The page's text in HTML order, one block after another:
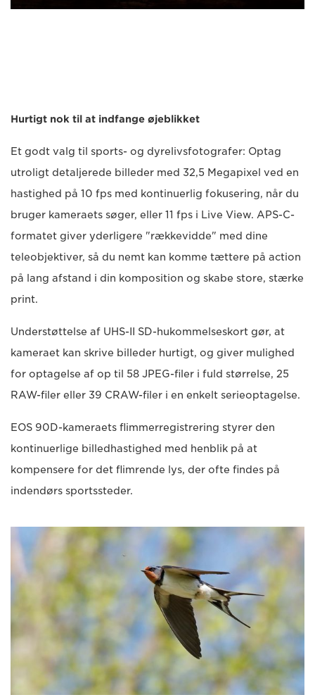
Hurtigt nok til at indfange øjeblikket
Et godt valg til sports- og dyrelivsfotografer: Optag
utroligt detaljerede billeder med 32,5 Megapixel ved en
hastighed på 10 fps med kontinuerlig fokusering, når du
bruger kameraets søger, eller 11 fps i Live View. APS-C-
formatet giver yderligere "rækkevidde" med dine
teleobjektiver, så du nemt kan komme tættere på action
på lang afstand i din komposition og skabe store, stærke
print.
Understøttelse af UHS-II SD-hukommelseskort gør, at
kameraet kan skrive billeder hurtigt, og giver mulighed
for optagelse af op til 58 JPEG-filer i fuld størrelse, 25
RAW-filer eller 39 CRAW-filer i en enkelt serieoptagelse.
EOS 90D-kameraets flimmerregistrering styrer den
kontinuerlige billedhastighed med henblik på at
kompensere for det flimrende lys, der ofte findes på
indendørs sportssteder.